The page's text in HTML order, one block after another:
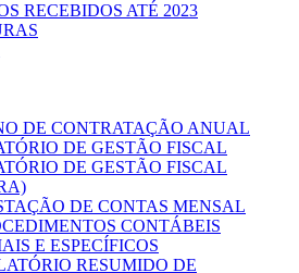
RECEBIDOS ATÉ 2023
DE CONTRATAÇÃO ANUAL
DE GESTÃO FISCAL
DE GESTÃO FISCAL
DE CONTAS MENSAL
CONTÁBEIS
E ESPECÍFICOS
RESUMIDO DE